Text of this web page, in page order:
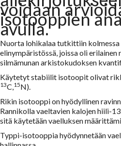
voidaan
isotooppien
avulla.
Nuorta lohikalaa tutkittiin kolmessa
elinympäristössä, joissa oli
silmämunan arkistokudoksen
Käytetyt stabiilit isotoopit olivat
13C,15N).
Rikin isotooppi on hyödyllinen
Rannikolla vaeltavien kalojen hiili-
sitä käytetään vaelluksen
Typpi-isotooppia hyödynnetään